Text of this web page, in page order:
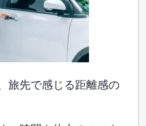
旅先で感じる距離感の